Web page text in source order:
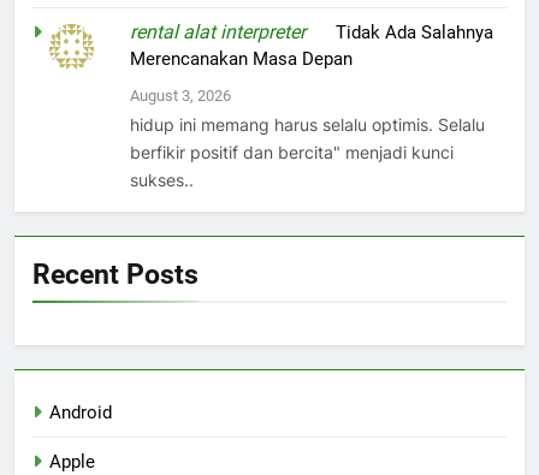
rental alat interpreteronTidak Ada Salahnya
Merencanakan Masa Depan
August 3, 2026
hidup ini memang harus selalu optimis. Selalu
berfikir positif dan bercita" menjadi kunci
sukses..
Recent Posts
Android
Apple